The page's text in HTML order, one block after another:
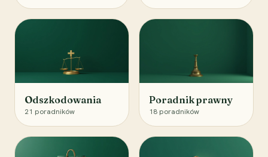
Odszkodowania
21 poradników
Poradnik prawny
18 poradników